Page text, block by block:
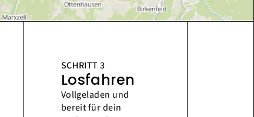
SCHRITT 3
Losfahren
Vollgeladen und
bereit für dein